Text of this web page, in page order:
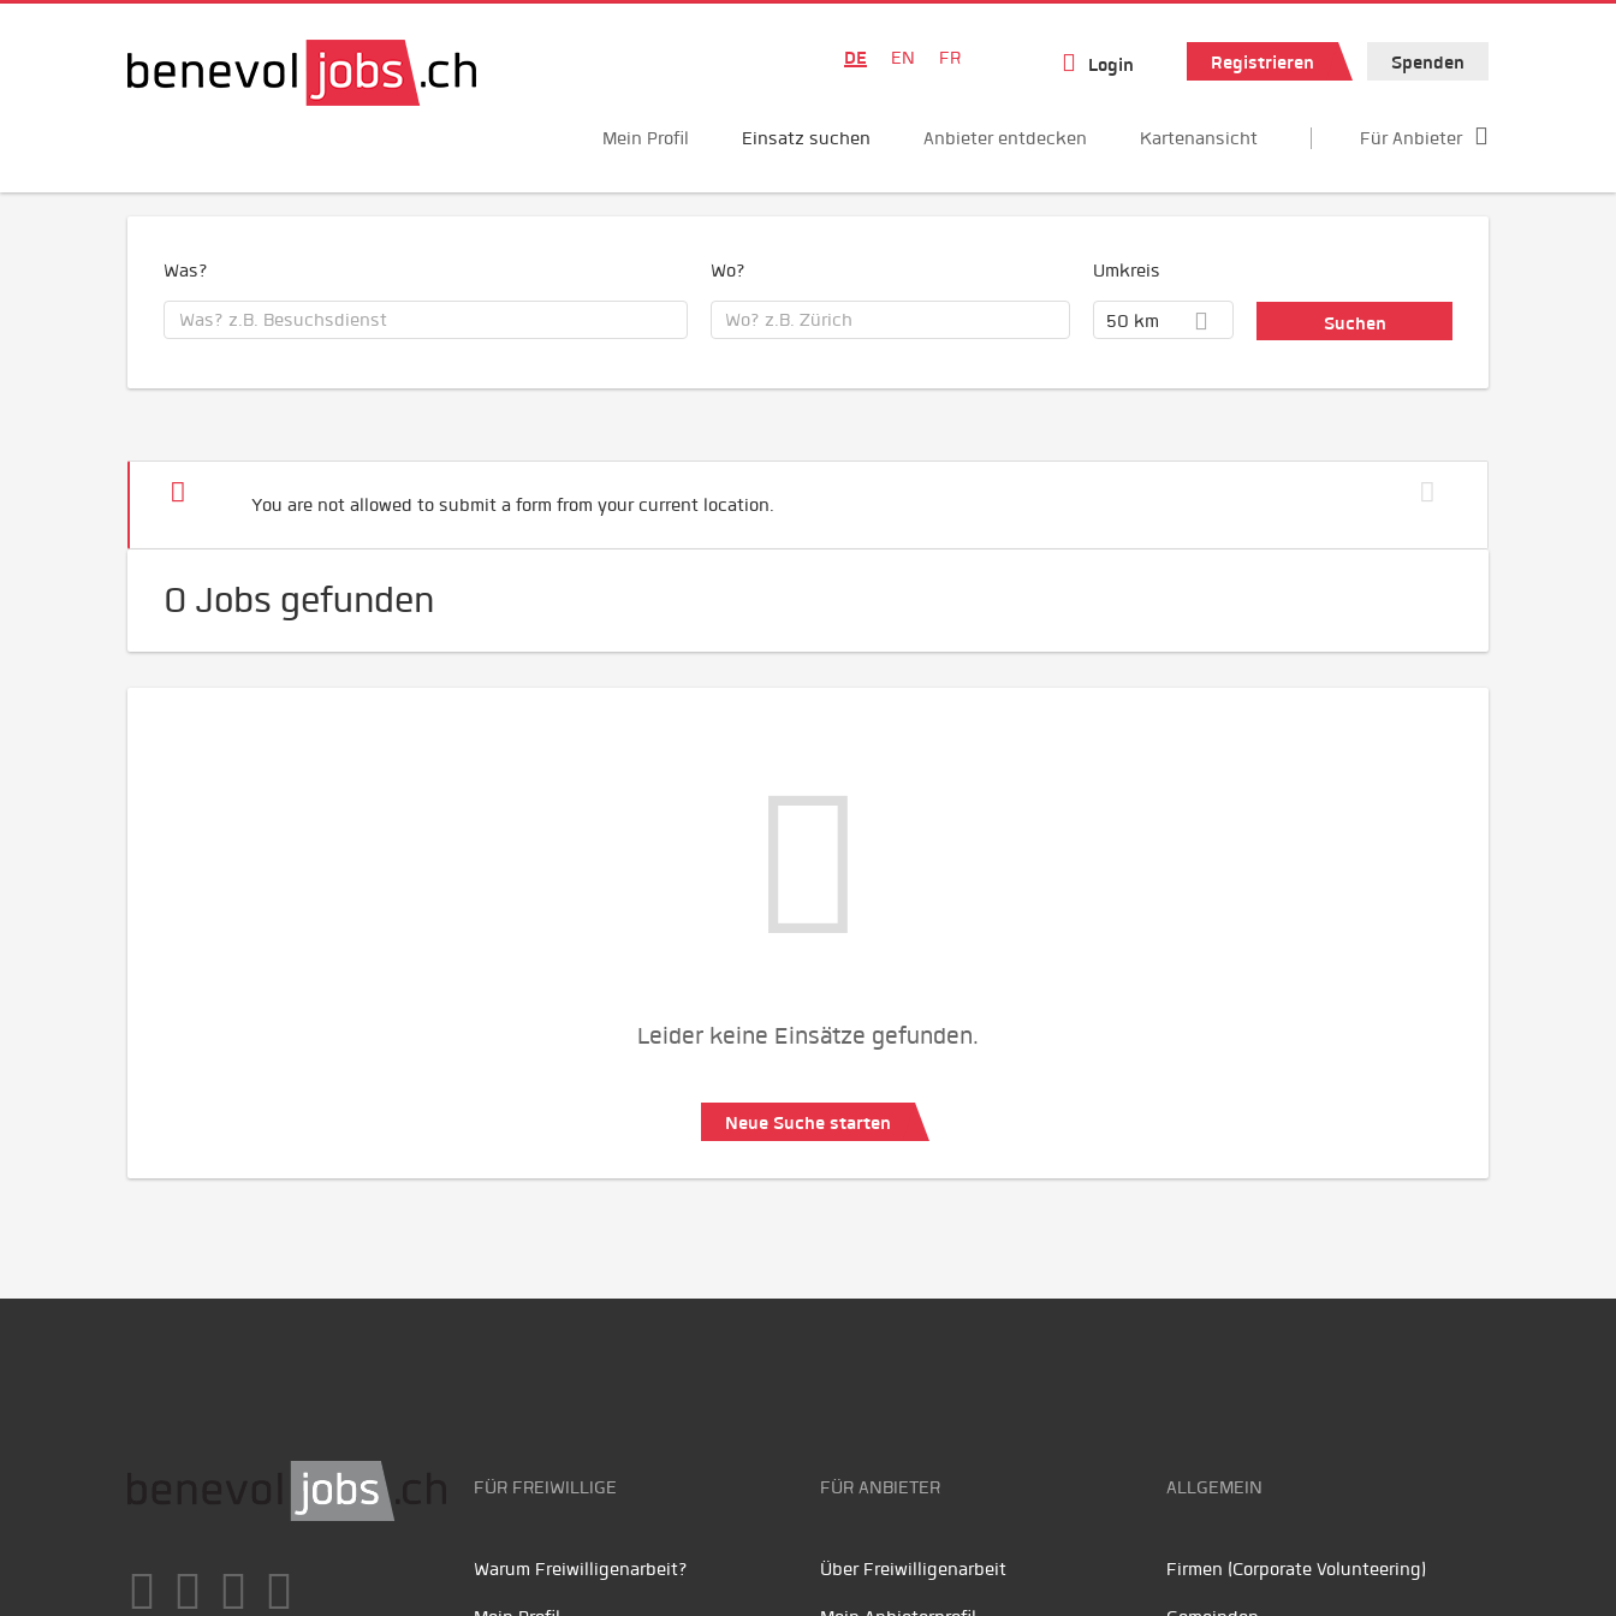
DE EN FR Login Registrieren Spenden
Mein Profil Einsatz suchen Anbieter entdecken Kartenansicht Für Anbieter
Was? Wo? Umkreis
50 km
You are not allowed to submit a form from your current location.
0 Jobs gefunden
Leider keine Einsätze gefunden.
Neue Suche starten
FÜR FREIWILLIGE
Warum Freiwilligenarbeit?
FÜR ANBIETER
Über Freiwilligenarbeit
ALLGEMEIN
Firmen (Corporate Volunteering)